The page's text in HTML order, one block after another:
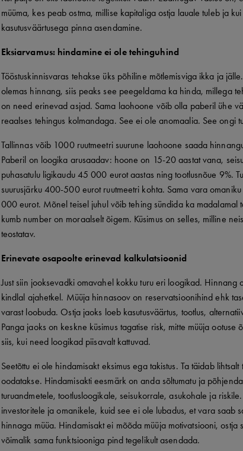
müüma, kes peab ostma, millise kapitaliga ostja lauale tuleb ja
kasutusväärtusega pinna asendamine.
Eksiarvamus: hindamine ei ole tehinguhind
Tööstuskinnisvaras tehakse üks põhiline mõtlemisviga ikka ja
olemas hinnang, siis peaks see peegeldama ka hinda, millega
on need erinevad asjad. Sama laohoone võib olla paberil ühe
reaalses tehingus kolmandaga. See ei ole anomaalia. See ongi
Tallinnas võib 1000 ruutmeetri suurune laohoone saada
Paberil on loogika arusaadav: hoone on 15-20 aastat vana,
puhasatulu ligikaudu 45 000 eurot aastas ning tootlusnõue 9%.
suurusjärku 400-500 eurot ruutmeetri kohta. Sama vara
000 eurot. Mõnel teisel juhul võib tehing sündida ka madalamal
kumb number on moraalselt õigem. Küsimus on selles, milline
teostatav.
Erinevate osapoolte erinevad kalkulatsioonid
Just siin jooksevadki omavahel kokku turu eri loogikad. Hinnang
kindlal ajahetkel. Müüja hinnasoov on reservatsioonihind ehk
varast loobuda. Ostja jaoks loeb kasutusväärtus, tootlus,
Panga jaoks on keskne küsimus tagatise risk, mitte müüja ootuse
siis, kui need loogikad piisavalt kattuvad.
Seetõttu ei ole hindamisakt eksimus ega takistus. Ta täidab
oodatakse. Hindamisakti eesmärk on anda sõltumatu ja
turuandmetele, tootlusloogikale, seisukorrale, asukohale ja
investoritele ja omanikele, kuid see ei ole lubadus, et vara saab
hinnaga müüa. Hindamisakt ei mõõda müüja motivatsiooni,
võimalik sama funktsiooniga pind tegelikult asendada.